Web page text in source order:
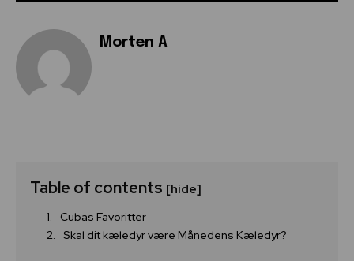
Morten A
Table of contents [hide]
Cubas Favoritter
Skal dit kæledyr være Månedens Kæledyr?